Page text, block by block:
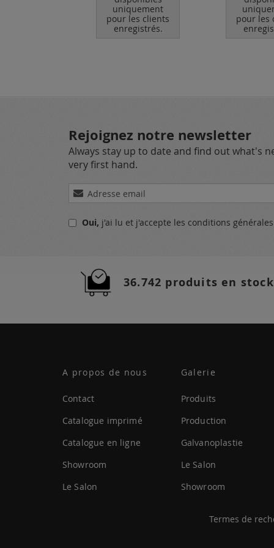
uniquement
pour les clients
enregistrés.
pour les
Rejoignez notre newsletter
Always stay up to date and find out what's
very first hand.
Inscription
à
lettreOui, j'ai lu et j'accepte les conditions générales
36.742 produits en stock
A propos de nous
Contact
Catalogue imprimé
Catalogue en ligne
Showroom
Le Salon
Galerie
Produits
Production
Galvanoplastie
Le Salon
Showroom
Termes de